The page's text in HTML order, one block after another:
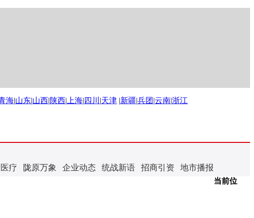
海|山东|山西|陕西| 上海| 四川 |天津 |新疆|兵团 |云南|浙江
疗 陇原万象 企业动态 统战新语 招商引资 地市播报
当前位